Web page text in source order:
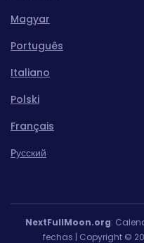
Magyar
Português
Italiano
Polski
Français
Pусский
NextFullMoon.org:
fechas | Copyright ©